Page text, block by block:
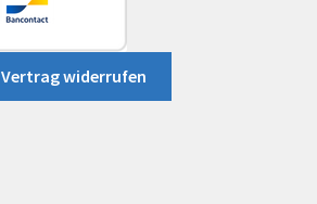
Vertrag widerrufen